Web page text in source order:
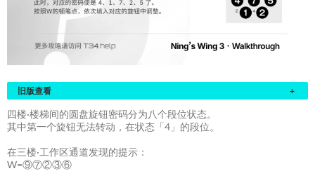
旧版查看 +
四楼·楼梯间的圆盘旋钮密码分为八个段位状态。
其中第一个旋钮无法转动，在状态「4」的段位。
在三楼·工作区通道发现的提示：
W=⑨⑦②③⑥